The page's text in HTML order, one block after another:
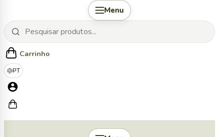
Menu
Carrinho
PT